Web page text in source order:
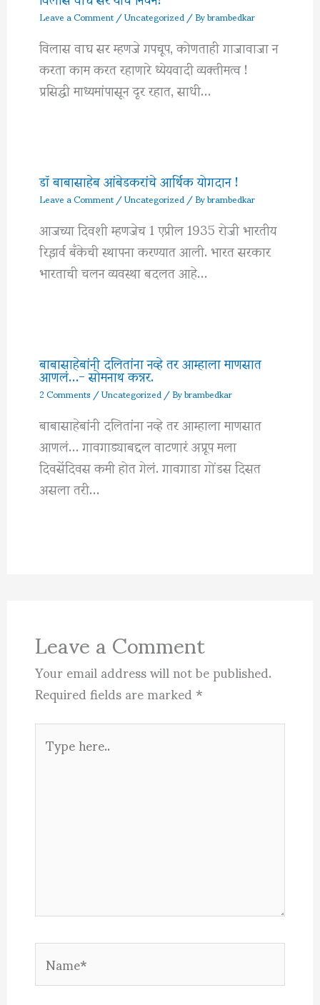
Leave a Comment/Uncategorized/ Bybrambedkar
विलास वाघ सर म्हणजे गपचूप, कोणताही गाजावाजा न
करता काम करत रहाणारे ध्येयवादी व्यक्तीमत्व !
प्रसिद्धी माध्यमांपासून दूर रहात, साधी…
डॉ बाबासाहेब आंबेडकरांचे आर्थिक योगदान !
Leave a Comment/Uncategorized/ Bybrambedkar
आजच्या दिवशी म्हणजेच 1 एप्रील 1935 रोजी भारतीय
रिझर्व बँकेची स्थापना करण्यात आली. भारत सरकार
भारताची चलन व्यवस्था बदलत आहे…
बाबासाहेबांनी दलितांना नव्हे तर आम्हाला माणसात
आणलं…- सोमनाथ कन्नर.
2 Comments/Uncategorized/ Bybrambedkar
बाबासाहेबांनी दलितांना नव्हे तर आम्हाला माणसात
आणलं… गावगाड्याबद्दल वाटणारं अप्रूप मला
दिवसेंदिवस कमी होत गेलं. गावगाडा गोंडस दिसत
असला तरी…
Leave a Comment
Your email address will not be published.
Required fields are marked*
Type
here..
Name*